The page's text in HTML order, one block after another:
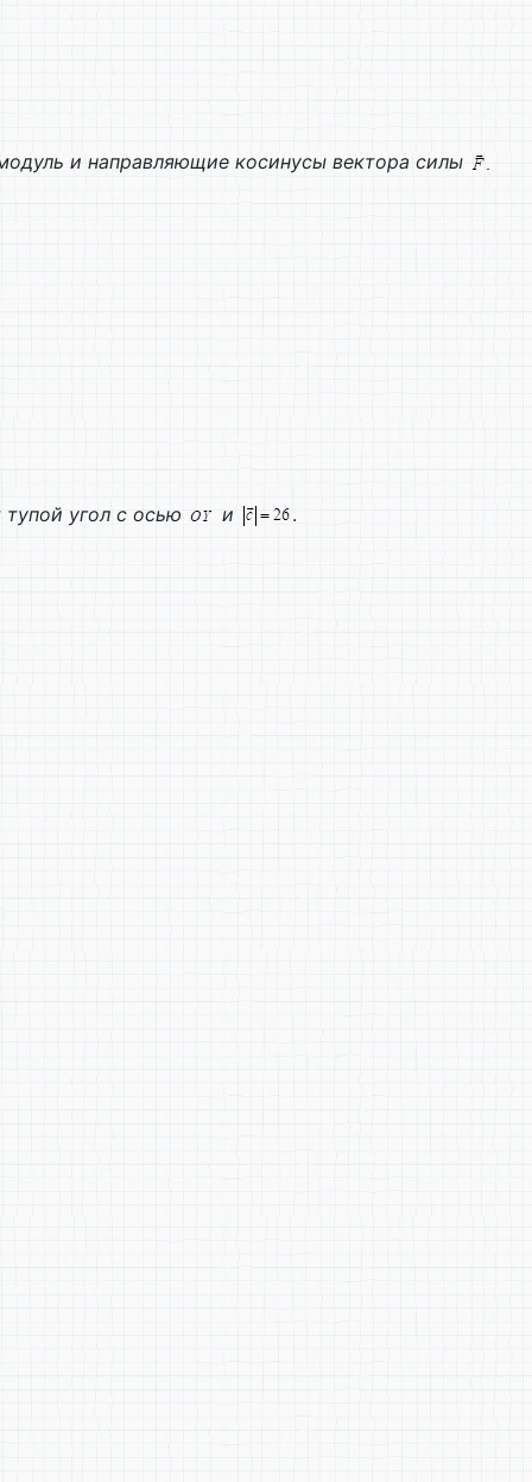
и направляющие косинусы вектора силы
тупой угол с осью и .